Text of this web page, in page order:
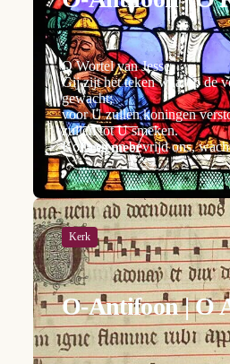
O Wortel van Jesse,
Gij zijt het teken waarop de
gewacht;
voor U zullen koningen
zullen tot U smeken.
Kom nu en bevrijd ons,
Lees meer
Kerk
O-Antifoon | O